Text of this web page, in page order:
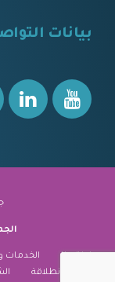
بيانات
نبذة عنا الخدمات
منارة الانطلاقة